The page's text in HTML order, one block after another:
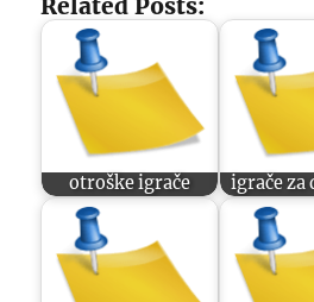
Related Posts:
otroške igrače igrače za